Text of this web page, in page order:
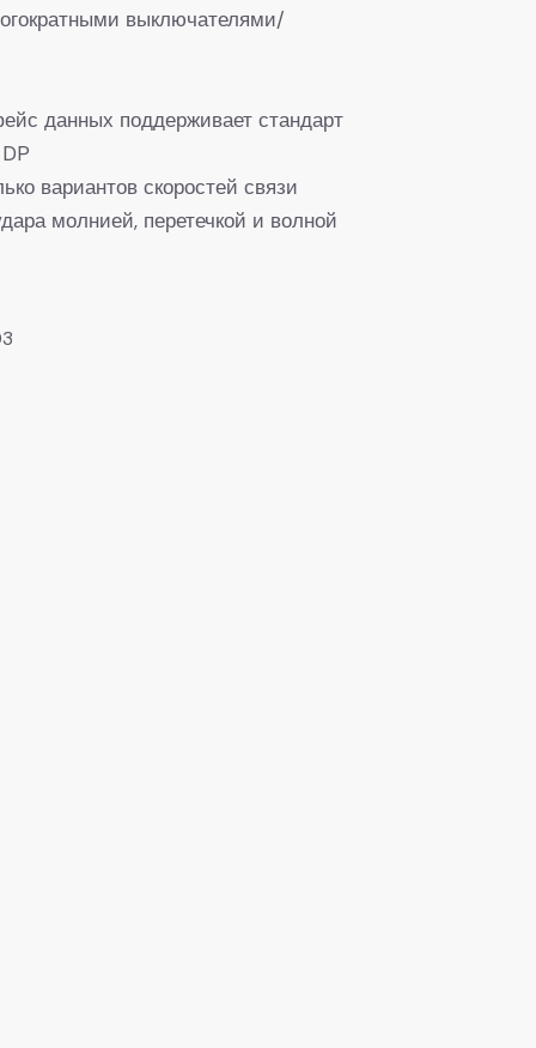
выключателями/
данных поддерживает стандарт
вариантов скоростей связи
молнией, перетечкой и волной